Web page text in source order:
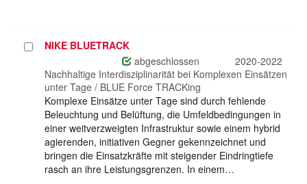
ProjektNIKE BLUETRACK
abgeschlossen
2020-2022
Nachhaltige Interdisziplinarität bei Komplexen Einsätzen
unter Tage / BLUE Force TRACKing
Komplexe Einsätze unter Tage sind durch fehlende
Beleuchtung und Belüftung, die Umfeldbedingungen in
einer weitverzweigten Infrastruktur sowie einem hybrid
agierenden, initiativen Gegner gekennzeichnet und
bringen die Einsatzkräfte mit steigender Eindringtiefe
rasch an ihre Leistungsgrenzen. In einem…